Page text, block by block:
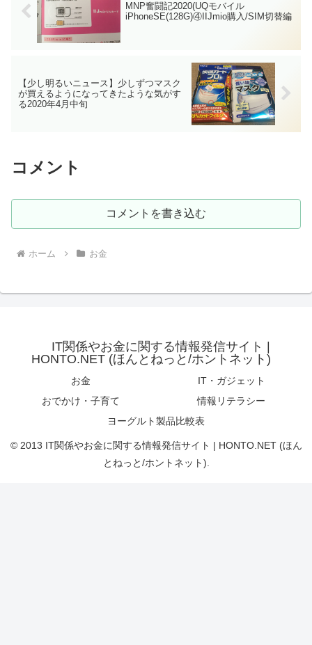
MNP奮闘記2020(UQモバイル
iPhoneSE(128G)④IIJmio購入/SIM切替編
【少し明るいニュース】少しずつマスク
が買えるようになってきたような気がす
る2020年4月中旬
コメント
コメントを書き込む
ホーム お金
IT関係やお金に関する情報発信サイト |
HONTO.NET (ほんとねっと/ホントネット)
お金
IT・ガジェット
おでかけ・子育て
情報リテラシー
ヨーグルト製品比較表
© 2013 IT関係やお金に関する情報発信サイト | HONTO.NET (ほん
とねっと/ホントネット).